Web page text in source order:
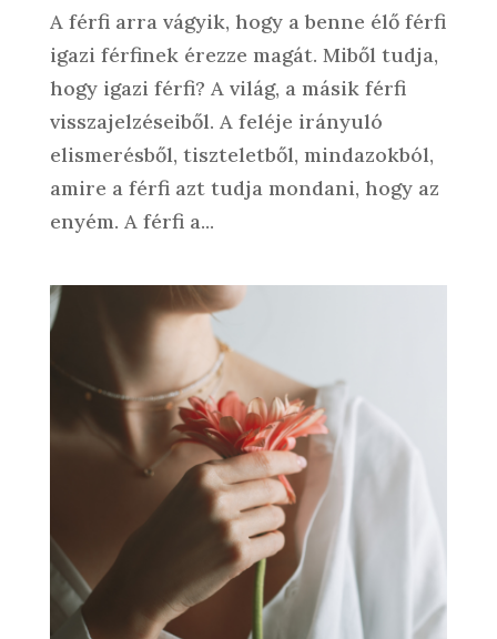
A férfi arra vágyik, hogy a benne élő férfi
igazi férfinek érezze magát. Miből tudja,
hogy igazi férfi? A világ, a másik férfi
visszajelzéseiből. A feléje irányuló
elismerésből, tiszteletből, mindazokból,
amire a férfi azt tudja mondani, hogy az
enyém. A férfi a...